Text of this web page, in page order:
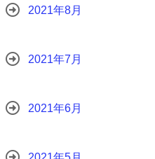
2021年8月
2021年7月
2021年6月